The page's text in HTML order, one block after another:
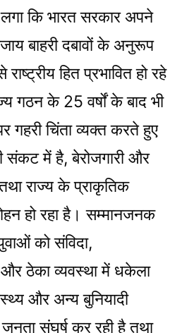
कि भारत सरकार अपने
बाहरी दबावों के अनुरूप
हित प्रभावित हो रहे
गठन के 25 वर्षों के बाद भी
गहरी चिंता व्यक्त करते हुए
संकट में है, बेरोजगारी और
राज्य के प्राकृतिक
हो रहा है। सम्मानजनक
को संविदा,
ठेका व्यवस्था में धकेला
और अन्य बुनियादी
संघर्ष कर रही है तथा